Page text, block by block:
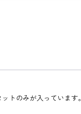
トのみが入っています。